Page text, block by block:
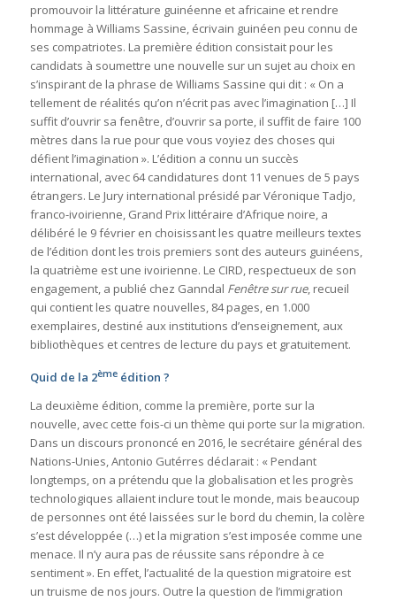
promouvoir la littérature guinéenne et africaine et rendre
hommage à Williams Sassine, écrivain guinéen peu connu de
ses compatriotes. La première édition consistait pour les
candidats à soumettre une nouvelle sur un sujet au choix en
s’inspirant de la phrase de Williams Sassine qui dit : « On a
tellement de réalités qu’on n’écrit pas avec l’imagination […] Il
suffit d’ouvrir sa fenêtre, d’ouvrir sa porte, il suffit de faire 100
mètres dans la rue pour que vous voyiez des choses qui
défient l’imagination ». L’édition a connu un succès
international, avec 64 candidatures dont 11 venues de 5 pays
étrangers. Le Jury international présidé par Véronique Tadjo,
franco-ivoirienne, Grand Prix littéraire d’Afrique noire, a
délibéré le 9 février en choisissant les quatre meilleurs textes
de l’édition dont les trois premiers sont des auteurs guinéens,
la quatrième est une ivoirienne. Le CIRD, respectueux de son
engagement, a publié chez Ganndal Fenêtre sur rue, recueil
qui contient les quatre nouvelles, 84 pages, en 1.000
exemplaires, destiné aux institutions d’enseignement, aux
bibliothèques et centres de lecture du pays et gratuitement.
Quid de la 2èmeédition ?
La deuxième édition, comme la première, porte sur la
nouvelle, avec cette fois-ci un thème qui porte sur la migration.
Dans un discours prononcé en 2016, le secrétaire général des
Nations-Unies, Antonio Gutérres déclarait : « Pendant
longtemps, on a prétendu que la globalisation et les progrès
technologiques allaient inclure tout le monde, mais beaucoup
de personnes ont été laissées sur le bord du chemin, la colère
s’est développée (…) et la migration s’est imposée comme une
menace. Il n’y aura pas de réussite sans répondre à ce
sentiment ». En effet, l’actualité de la question migratoire est
un truisme de nos jours. Outre la question de l’immigration